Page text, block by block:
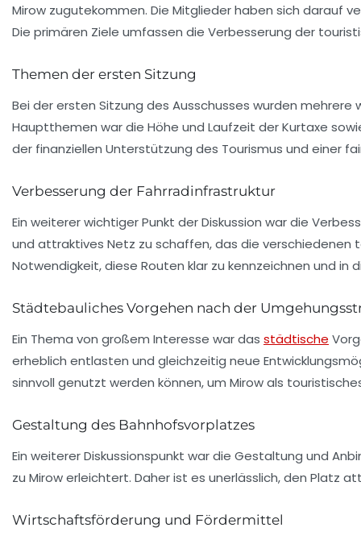
Mirow zugutekommen. Die Mitglieder haben sich darauf
Die primären Ziele umfassen die Verbesserung der
Themen der ersten Sitzung
Bei der ersten Sitzung des Ausschusses wurden
Hauptthemen war die Höhe und Laufzeit der Kurtaxe
der finanziellen Unterstützung des Tourismus und einer
Verbesserung der Fahrradinfrastruktur
Ein weiterer wichtiger Punkt der Diskussion war die
und attraktives Netz zu schaffen, das die verschiedenen
Notwendigkeit, diese Routen klar zu kennzeichnen und in
Städtebauliches Vorgehen nach der
Ein Thema von großem Interesse war das städtische
erheblich entlasten und gleichzeitig neue
sinnvoll genutzt werden können, um Mirow als
Gestaltung des Bahnhofsvorplatzes
Ein weiterer Diskussionspunkt war die Gestaltung und
zu Mirow erleichtert. Daher ist es unerlässlich, den Platz
Wirtschaftsförderung und Fördermittel